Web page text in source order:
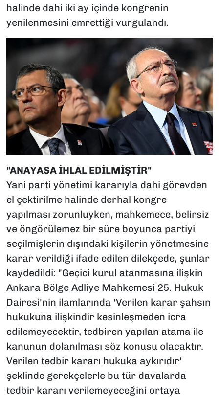
halinde dahi iki ay içinde kongrenin
yenilenmesini emrettiği vurgulandı.
"ANAYASA İHLAL EDİLMİŞTİR"
Yani parti yönetimi kararıyla dahi görevden
el çektirilme halinde derhal kongre
yapılması zorunluyken, mahkemece, belirsiz
ve öngörülemez bir süre boyunca partiyi
seçilmişlerin dışındaki kişilerin yönetmesine
karar verildiği ifade edilen dilekçede, şunlar
kaydedildi: "Geçici kurul atanmasına ilişkin
Ankara Bölge Adliye Mahkemesi 25. Hukuk
Dairesi'nin ilamlarında 'Verilen karar şahsın
hukukuna ilişkindir kesinleşmeden icra
edilemeyecektir, tedbiren yapılan atama ile
kanunun dolanılması söz konusu olacaktır.
Verilen tedbir kararı hukuka aykırıdır'
şeklinde gerekçelerle bu tür davalarda
tedbir kararı verilemeyeceğini ortaya